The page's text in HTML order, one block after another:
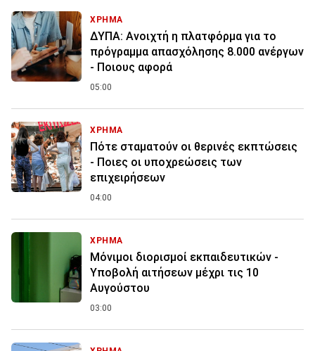
ΧΡΗΜΑ
ΔΥΠΑ: Ανοιχτή η πλατφόρμα για το
πρόγραμμα απασχόλησης 8.000 ανέργων
- Ποιους αφορά
05:00
ΧΡΗΜΑ
Πότε σταματούν οι θερινές εκπτώσεις
- Ποιες οι υποχρεώσεις των
επιχειρήσεων
04:00
ΧΡΗΜΑ
Μόνιμοι διορισμοί εκπαιδευτικών -
Υποβολή αιτήσεων μέχρι τις 10
Αυγούστου
03:00